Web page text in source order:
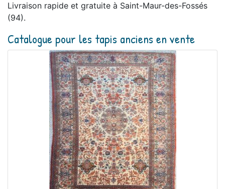
Livraison rapide et gratuite à Saint-Maur-des-Fossés
(94).
Catalogue pour les tapis anciens en vente